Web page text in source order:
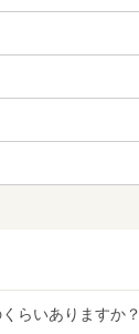
らいありますか？